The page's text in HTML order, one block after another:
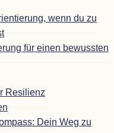
wenn du zu
für einen bewuss­ten
Resilienz
Dein Weg zu